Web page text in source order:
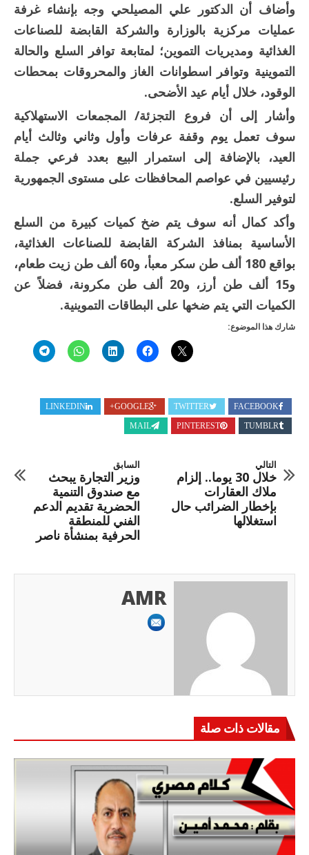
وأضاف أن الدكتور علي المصيلحي وجه بإنشاء غرفة
عمليات مركزية بالوزارة والشركة القابضة للصناعات
الغذائية ومديريات التموين؛ لمتابعة توافر السلع والحالة
التموينية وتوافر اسطوانات الغاز والمحروقات بمحطات
الوقود، خلال أيام عيد الأضحى.
وأشار إلى أن فروع التجزئة/ المجمعات الاستهلاكية
سوف تعمل يوم وقفة عرفات وأول وثاني وثالث أيام
العيد، بالإضافة إلى استمرار البيع بعدد فرعي جملة
رئيسيين في عواصم المحافظات على مستوى الجمهورية
لتوفير السلع.
وأكد كمال أنه سوف يتم ضخ كميات كبيرة من السلع
الأساسية بمنافذ الشركة القابضة للصناعات الغذائية،
بواقع 180 ألف طن سكر معبأ، و60 ألف طن زيت طعام،
و15 ألف طن أرز، و20 ألف طن مكرونة، فضلاً عن
الكميات التي يتم ضخها على البطاقات التموينية.
شارك هذا الموضوع:
FACEBOOK
TWITTER
GOOGLE+
LINKEDIN
TUMBLR
PINTEREST
MAIL
السابق
وزير التجارة يبحث
مع صندوق التنمية
الحضرية تقديم الدعم
الفني للمنطقة
الحرفية بمنشأة ناصر
التالي
خلال 30 يوما.. إلزام
ملاك العقارات
بإخطار الضرائب حال
استغلالها
AMR
مقالات ذات صلة